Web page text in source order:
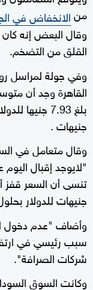
منالانخفاض في
وقال البعض إنه
القلق من التضخم.
وفي جولة لمراسل
القاهرة وجد أن
بلغ 7.93
جنيهات .
وقال متعامل في
"لايوجد إقبال
جنيهات للدولار
وأضاف "عدم دخول
سبب رئيسي في
شركات الصرافة".
وكانت السوق